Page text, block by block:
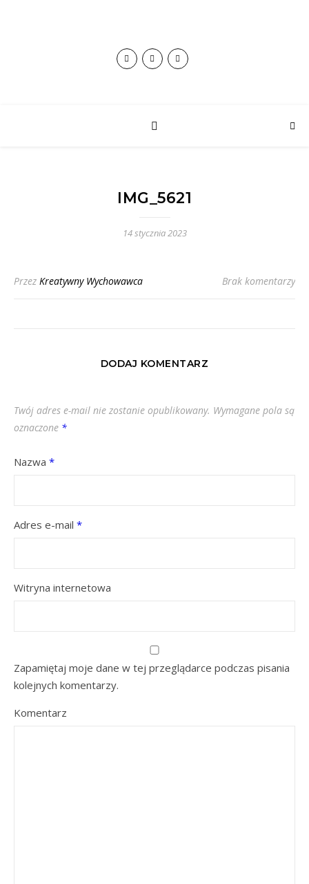
IMG_5621
14 stycznia 2023
Przez Kreatywny Wychowawca Brak komentarzy
DODAJ KOMENTARZ
Twój adres e-mail nie zostanie opublikowany. Wymagane pola są
oznaczone *
Nazwa *
Adres e-mail *
Witryna internetowa
Zapamiętaj moje dane w tej przeglądarce podczas pisania
kolejnych komentarzy.
Komentarz